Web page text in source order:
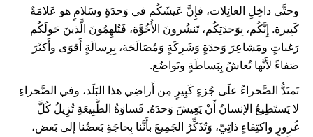
وحتَّى داخِلِ العائِلات، فإِنَّ عَيشَكُم في وَحدَةٍ وسَلامٍ هو عَلامَةٌ
كَبِيرة. إِنَّكُم، بِوَحدَتِكُم، تَنشُرونَ الأُخُوَّة، فَتُلهِمُونَ الَّذينَ حَولَكُم
رَغباتٍ ومَشاعِرَ وَحدَةٍ وَشَرِكَةٍ وَمُصَالَحَة، بِرِسالَةٍ أَقوَى وأَكثَرَ
صَفاءً لأَنَّها تُعاشُ بِبَساطَةٍ وتَواضُع.
تَمتَدُّ الصَّحراءُ علَى جُزءٍ كَبِيرٍ مِن أَراضِي هذا البَلَد، وفي الصَّحراءِ
لا يَستَطِيعُ الإنسانُ أَنْ يَعِيشَ وَحدَهُ. قَساوَةُ الطَّبِيعَةِ تُزِيلُ كُلَّ
غُرورٍ واكتِفاءٍ ذاتِيّ، وَتُذَكِّرُ الجَمِيعَ بأَنَّنا بِحاجَةِ بَعضُنا إلى بَعض،